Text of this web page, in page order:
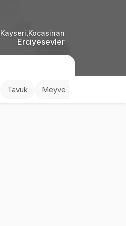
Kayseri,Kocasinan
Erciyesevler
Tavuk Meyve Tabakları